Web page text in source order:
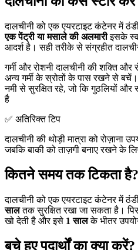
दालचीनी को एक एयरटाइट कंटेनर में
एक पेंट्री या मसाले की अलमारीइसके
आदर्श है। सही तरीके से संग्रहीत
गर्मी और रोशनी दालचीनी की शक्ति
अन्य गर्मी के स्रोतों के पास रखने से
नमी से सुरक्षित रहे, जो कि गुठलियों
है
✅ अतिरिक्त टिप
दालचीनी की थोड़ी मात्रा को रोज़ाना
जबकि बाकी को ताज़गी बनाए रखने के
कितने समय तक टिकता है?
दालचीनी को एक एयरटाइट कंटेनर में
सालतक सुरक्षित रखा जा सकता है।
खो देती है और इसे 1 सालके भीतर
बचे हुए पदार्थों का क्या करें?